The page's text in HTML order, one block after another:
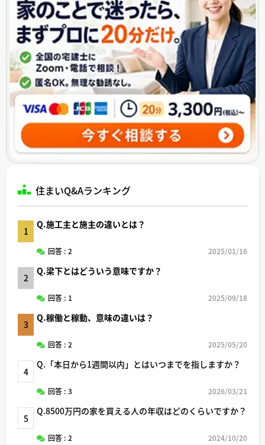
住まいQ&Aランキング
1
Q.施工主と施主の違いとは？
回答 : 2 2025/01/16
2
Q.梁下とはどういう意味ですか？
回答 : 1 2025/09/18
3
Q.稼働と稼動、意味の違いは？
回答 : 2 2025/05/20
4
Q.「本日から1週間以内」とはいつまでを指しますか？
回答 : 3 2026/03/21
5
Q.8500万円の家を買える人の年収はどのくらいですか？
回答 : 2 2024/10/20